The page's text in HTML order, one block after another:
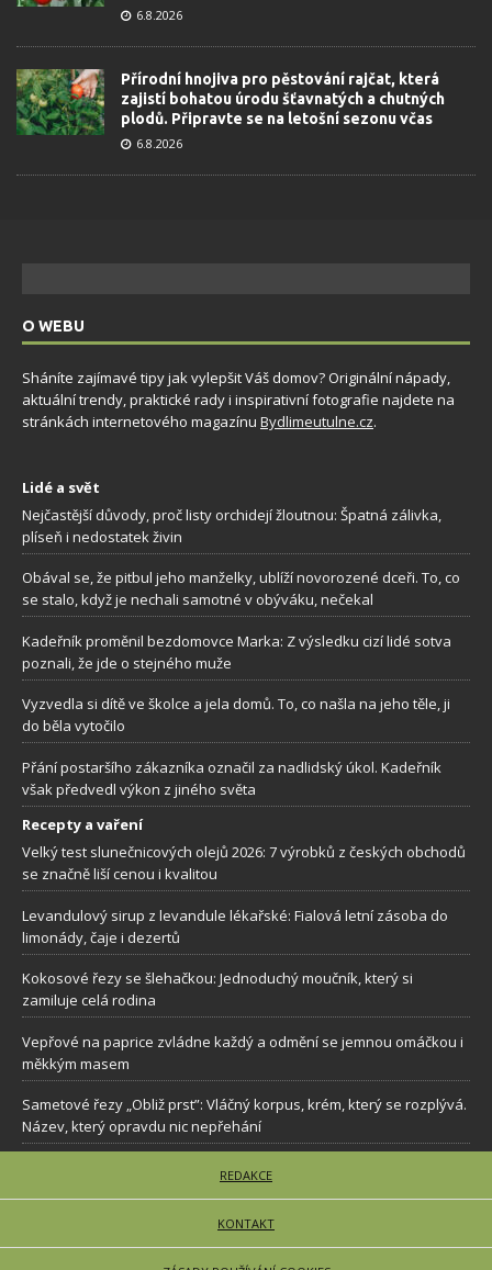
6.8.2026
Přírodní hnojiva pro pěstování rajčat, která
zajistí bohatou úrodu šťavnatých a chutných
plodů. Připravte se na letošní sezonu včas
6.8.2026
O WEBU
Sháníte zajímavé tipy jak vylepšit Váš domov? Originální nápady,
aktuální trendy, praktické rady i inspirativní fotografie najdete na
stránkách internetového magazínu Bydlimeutulne.cz.
Lidé a svět
Nejčastější důvody, proč listy orchidejí žloutnou: Špatná zálivka,
plíseň i nedostatek živin
Obával se, že pitbul jeho manželky, ublíží novorozené dceři. To, co
se stalo, když je nechali samotné v obýváku, nečekal
Kadeřník proměnil bezdomovce Marka: Z výsledku cizí lidé sotva
poznali, že jde o stejného muže
Vyzvedla si dítě ve školce a jela domů. To, co našla na jeho těle, ji
do běla vytočilo
Přání postaršího zákazníka označil za nadlidský úkol. Kadeřník
však předvedl výkon z jiného světa
Recepty a vaření
Velký test slunečnicových olejů 2026: 7 výrobků z českých obchodů
se značně liší cenou i kvalitou
Levandulový sirup z levandule lékařské: Fialová letní zásoba do
limonády, čaje i dezertů
Kokosové řezy se šlehačkou: Jednoduchý moučník, který si
zamiluje celá rodina
Vepřové na paprice zvládne každý a odmění se jemnou omáčkou i
měkkým masem
Sametové řezy „Obliž prst”: Vláčný korpus, krém, který se rozplývá.
Název, který opravdu nic nepřehání
REDAKCE
KONTAKT